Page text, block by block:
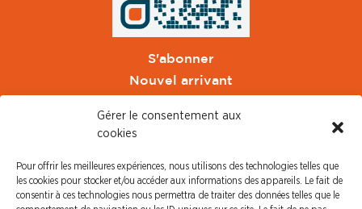
Gérer le consentement aux
cookies
Pour offrir les meilleures expériences, nous utilisons des technologies telles que
les cookies pour stocker et/ou accéder aux informations des appareils. Le fait de
consentir à ces technologies nous permettra de traiter des données telles que le
S'abonner
Nouvel arrivant
CFDT Cadres
CFDT Retraités